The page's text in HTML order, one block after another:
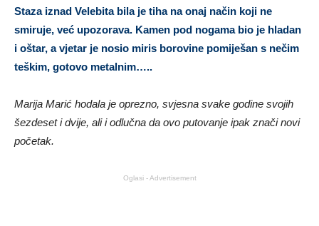
Staza iznad Velebita bila je tiha na onaj način koji ne
smiruje, već upozorava. Kamen pod nogama bio je hladan
i oštar, a vjetar je nosio miris borovine pomiješan s nečim
teškim, gotovo metalnim…..
Marija Marić hodala je oprezno, svjesna svake godine svojih
šezdeset i dvije, ali i odlučna da ovo putovanje ipak znači novi
početak.
Oglasi - Advertisement